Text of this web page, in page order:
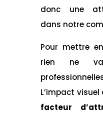
donc une
dans notre
Pour mettre
rien ne
L’impact
facteur